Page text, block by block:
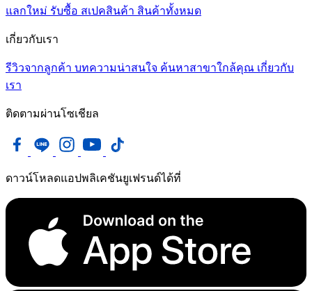
แลกใหม่ รับซื้อ สเปคสินค้า สินค้าทั้งหมด
เกี่ยวกับเรา
รีวิวจากลูกค้า บทความน่าสนใจ ค้นหาสาขาใกล้คุณ เกี่ยวกับ
เรา
ติดตามผ่านโซเชียล
ดาวน์โหลดแอปพลิเคชันยูเฟรนด์ได้ที่